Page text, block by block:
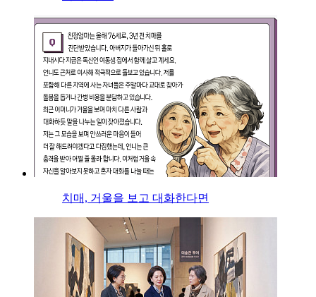
치매, 거울을 보고 대화한다면